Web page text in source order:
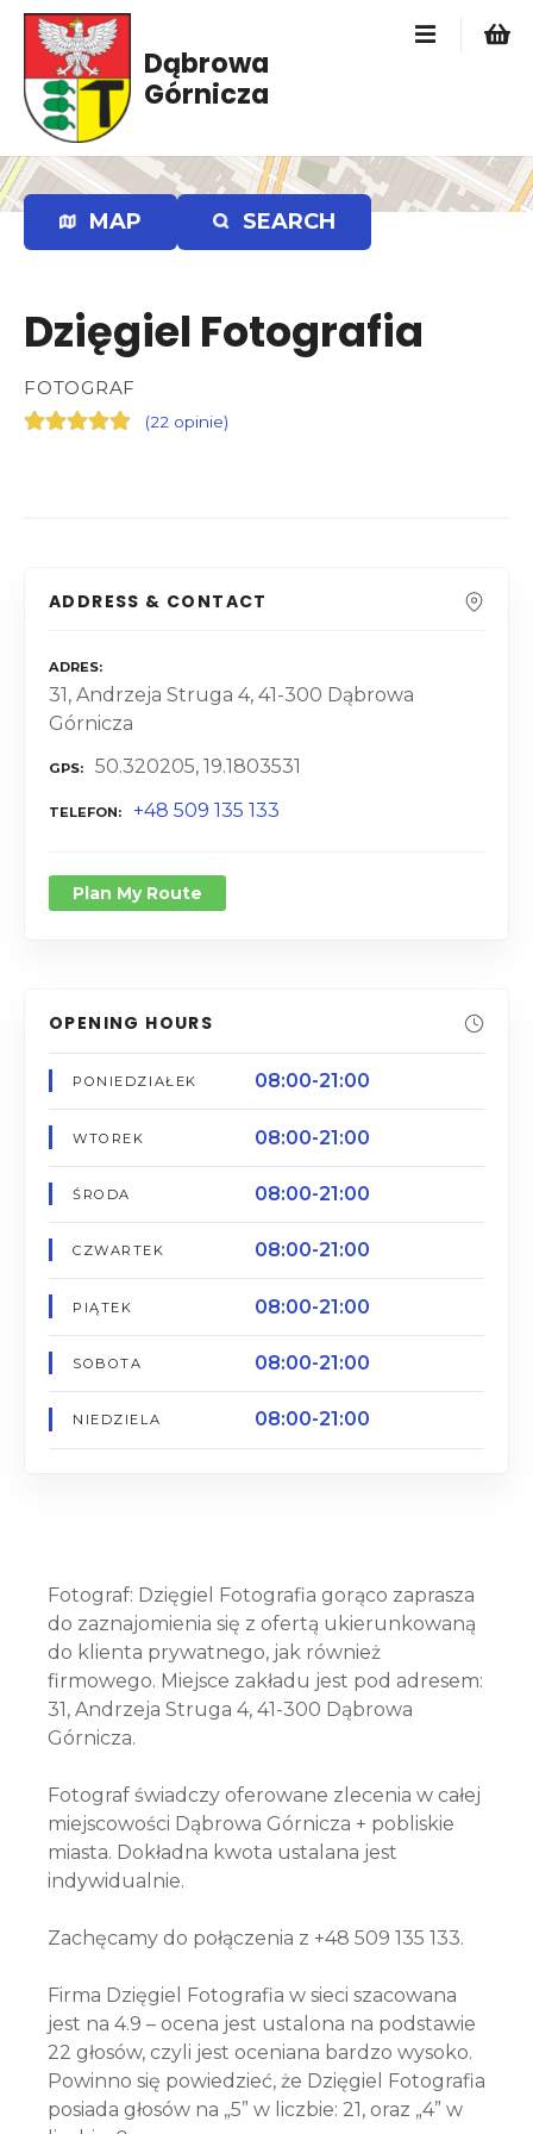
d
ź
d
Dąbrowa
Górnicza
MAP SEARCH
Dzięgiel Fotografia
FOTOGRAF
(22 opinie)
ADDRESS & CONTACT
ADRES
31, Andrzeja Struga 4, 41-300 Dąbrowa
Górnicza
GPS 50.320205, 19.1803531
TELEFON +48 509 135 133
Plan My Route
OPENING HOURS
PONIEDZIAŁEK 08:00-21:00
WTOREK 08:00-21:00
ŚRODA 08:00-21:00
CZWARTEK 08:00-21:00
PIĄTEK 08:00-21:00
SOBOTA 08:00-21:00
NIEDZIELA 08:00-21:00
Fotograf: Dzięgiel Fotografia gorąco zaprasza
do zaznajomienia się z ofertą ukierunkowaną
do klienta prywatnego, jak również
firmowego. Miejsce zakładu jest pod adresem:
31, Andrzeja Struga 4, 41-300 Dąbrowa
Górnicza.
Fotograf świadczy oferowane zlecenia w całej
miejscowości Dąbrowa Górnicza + pobliskie
miasta. Dokładna kwota ustalana jest
indywidualnie.
Zachęcamy do połączenia z +48 509 135 133.
Firma Dzięgiel Fotografia w sieci szacowana
jest na 4.9 – ocena jest ustalona na podstawie
22 głosów, czyli jest oceniana bardzo wysoko.
Powinno się powiedzieć, że Dzięgiel Fotografia
posiada głosów na „5” w liczbie: 21, oraz „4” w